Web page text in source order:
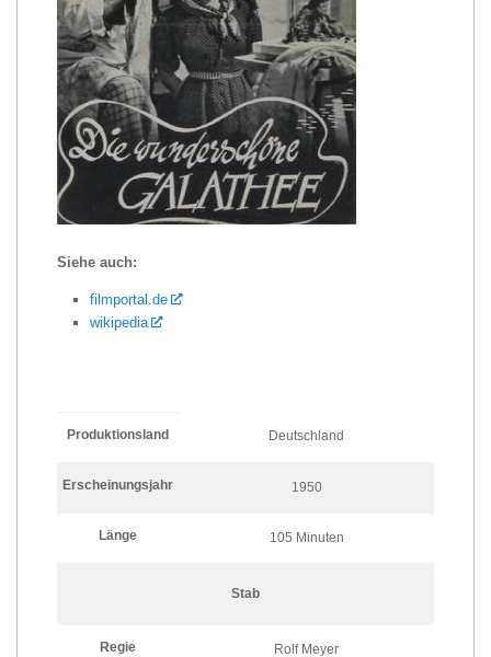
Siehe auch:
filmportal.de
wikipedia
Produktionsland Deutschland
Erscheinungsjahr 1950
Länge 105 Minuten
Stab
Regie Rolf Meyer